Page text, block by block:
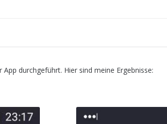
durchgeführt. Hier sind meine Ergebnisse: